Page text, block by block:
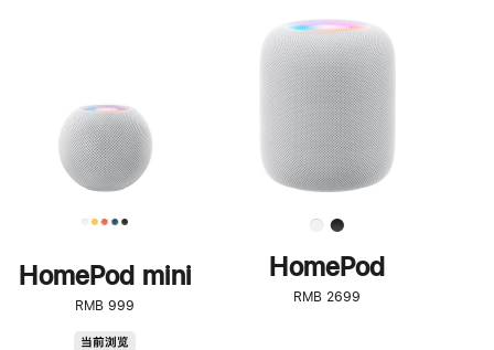
HomePod mini
RMB 999
当前浏览
步
了
解
HomePod<
HomePod
RMB 2699